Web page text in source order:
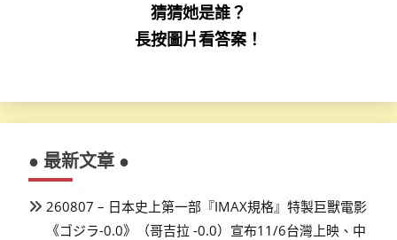
猜猜她是誰？
長按圖片看答案！
● 最新文章 ●
260807 – 日本史上第一部『IMAX規格』特製巨獸電影
《ゴジラ-0.0》（哥吉拉 -0.0）宣布11/6台灣上映、中